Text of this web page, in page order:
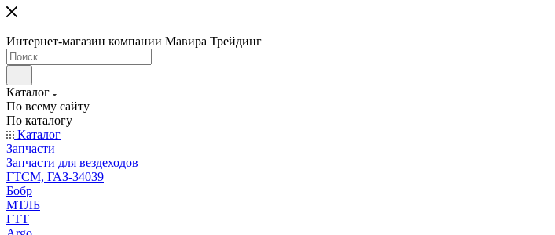
Интернет-магазин компании Мавира Трейдинг
Каталог
По всему сайту
По каталогу
Каталог
Запчасти
Запчасти для вездеходов
ГТСМ, ГАЗ-34039
Бобр
МТЛБ
ГТТ